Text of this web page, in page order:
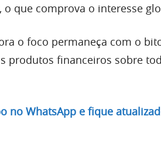
que comprova o interesse
o foco permaneça com o
produtos financeiros sobre
no WhatsApp e fique